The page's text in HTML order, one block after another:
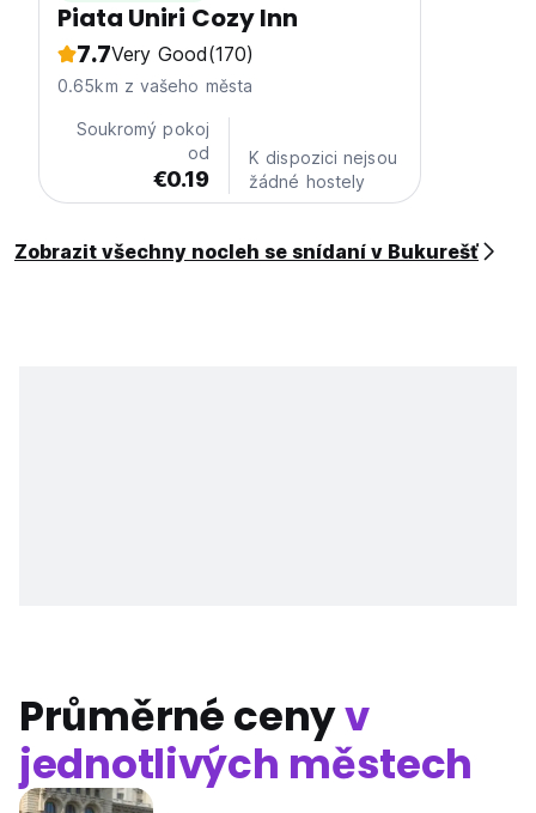
Piata Uniri Cozy Inn
7.7Very Good(170)
0.65km z vašeho města
Soukromý pokoj
od
€0.19
K dispozici nejsou
žádné hostely
Zobrazit všechny nocleh se snídaní v Bukurešť
Průměrné cenyv
jednotlivých městech